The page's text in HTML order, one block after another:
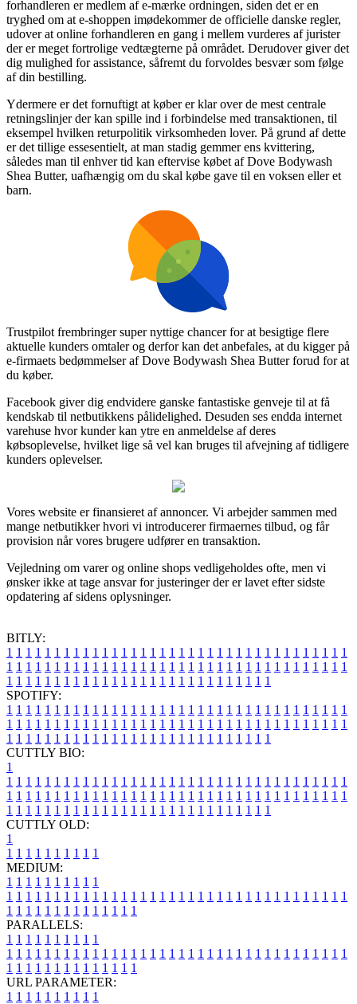
forhandleren er medlem af e-mærke ordningen, siden det er en
tryghed om at e-shoppen imødekommer de officielle danske regler,
udover at online forhandleren en gang i mellem vurderes af jurister
der er meget fortrolige vedtægterne på området. Derudover giver det
dig mulighed for assistance, såfremt du forvoldes besvær som følge
af din bestilling.
Ydermere er det fornuftigt at køber er klar over de mest centrale
retningslinjer der kan spille ind i forbindelse med transaktionen, til
eksempel hvilken returpolitik virksomheden lover. På grund af dette
er det tillige essesentielt, at man stadig gemmer ens kvittering,
således man til enhver tid kan eftervise købet af Dove Bodywash
Shea Butter, uafhængig om du skal købe gave til en voksen eller et
barn.
Trustpilot frembringer super nyttige chancer for at besigtige flere
aktuelle kunders omtaler og derfor kan det anbefales, at du kigger på
e-firmaets bedømmelser af Dove Bodywash Shea Butter forud for at
du køber.
Facebook giver dig endvidere ganske fantastiske genveje til at få
kendskab til netbutikkens pålidelighed. Desuden ses endda internet
varehuse hvor kunder kan ytre en anmeldelse af deres
købsoplevelse, hvilket lige så vel kan bruges til afvejning af tidligere
kunders oplevelser.
Vores website er finansieret af annoncer. Vi arbejder sammen med
mange netbutikker hvori vi introducerer firmaernes tilbud, og får
provision når vores brugere udfører en transaktion.
Vejledning om varer og online shops vedligeholdes ofte, men vi
ønsker ikke at tage ansvar for justeringer der er lavet efter sidste
opdatering af sidens oplysninger.
BITLY:
1 1 1 1 1 1 1 1 1 1 1 1 1 1 1 1 1 1 1 1 1 1 1 1 1 1 1 1 1 1 1 1 1 1 1 1
1 1 1 1 1 1 1 1 1 1 1 1 1 1 1 1 1 1 1 1 1 1 1 1 1 1 1 1 1 1 1 1 1 1 1 1
1 1 1 1 1 1 1 1 1 1 1 1 1 1 1 1 1 1 1 1 1 1 1 1 1 1 1 1
SPOTIFY:
1 1 1 1 1 1 1 1 1 1 1 1 1 1 1 1 1 1 1 1 1 1 1 1 1 1 1 1 1 1 1 1 1 1 1 1
1 1 1 1 1 1 1 1 1 1 1 1 1 1 1 1 1 1 1 1 1 1 1 1 1 1 1 1 1 1 1 1 1 1 1 1
1 1 1 1 1 1 1 1 1 1 1 1 1 1 1 1 1 1 1 1 1 1 1 1 1 1 1 1
CUTTLY BIO:
1
1 1 1 1 1 1 1 1 1 1 1 1 1 1 1 1 1 1 1 1 1 1 1 1 1 1 1 1 1 1 1 1 1 1 1 1
1 1 1 1 1 1 1 1 1 1 1 1 1 1 1 1 1 1 1 1 1 1 1 1 1 1 1 1 1 1 1 1 1 1 1 1
1 1 1 1 1 1 1 1 1 1 1 1 1 1 1 1 1 1 1 1 1 1 1 1 1 1 1 1
CUTTLY OLD:
1
1 1 1 1 1 1 1 1 1 1
MEDIUM:
1 1 1 1 1 1 1 1 1 1
1 1 1 1 1 1 1 1 1 1 1 1 1 1 1 1 1 1 1 1 1 1 1 1 1 1 1 1 1 1 1 1 1 1 1 1
1 1 1 1 1 1 1 1 1 1 1 1 1 1
PARALLELS:
1 1 1 1 1 1 1 1 1 1
1 1 1 1 1 1 1 1 1 1 1 1 1 1 1 1 1 1 1 1 1 1 1 1 1 1 1 1 1 1 1 1 1 1 1 1
1 1 1 1 1 1 1 1 1 1 1 1 1 1
URL PARAMETER:
1 1 1 1 1 1 1 1 1 1